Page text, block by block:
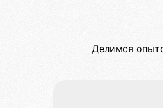
Делимся